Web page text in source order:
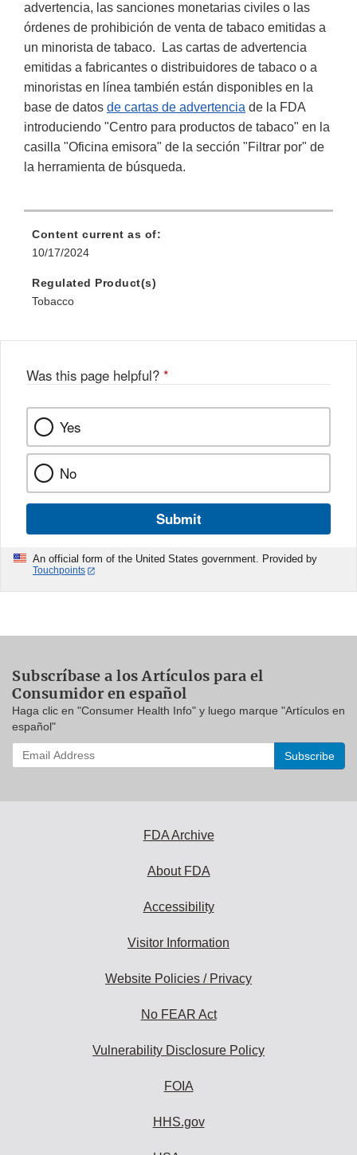
advertencia, las sanciones monetarias civiles o las
órdenes de prohibición de venta de tabaco emitidas a
un minorista de tabaco. Las cartas de advertencia
emitidas a fabricantes o distribuidores de tabaco o a
minoristas en línea también están disponibles en la
base de datos de cartas de advertencia de la FDA
introduciendo "Centro para productos de tabaco" en la
casilla "Oficina emisora" de la sección "Filtrar por" de
la herramienta de búsqueda.
Content current as of:
10/17/2024
Regulated Product(s)
Tobacco
Was this page helpful? *
Yes
No
Submit
An official form of the United States government. Provided by
Touchpoints
Subscríbase a los Artículos para el
Consumidor en español
Haga clic en "Consumer Health Info" y luego marque "Artículos en
español"
Enter
your
FDA Archive
About FDA
Accessibility
Visitor Information
Website Policies / Privacy
No FEAR Act
Vulnerability Disclosure Policy
FOIA
HHS.gov